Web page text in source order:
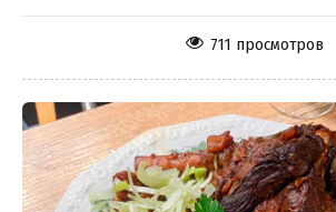
711 просмотров